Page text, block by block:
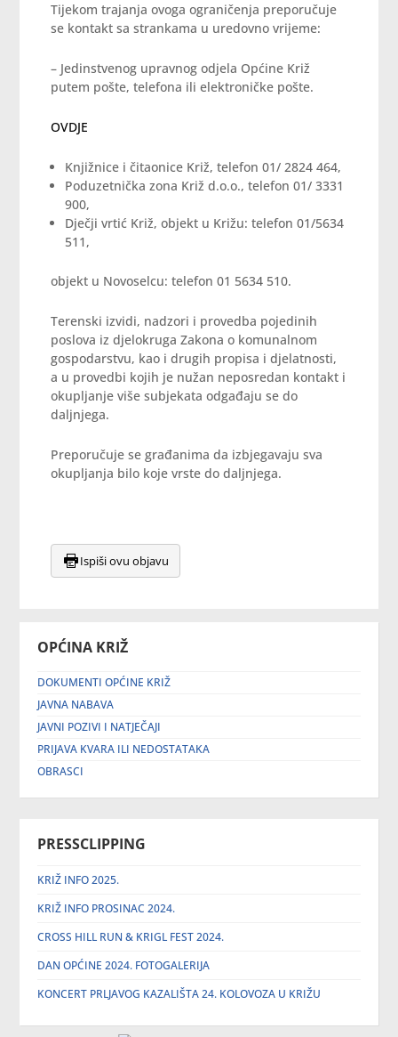
OPĆINA KRIŽ
DOKUMENTI OPĆINE KRIŽ
JAVNA NABAVA
JAVNI POZIVI I NATJEČAJI
PRIJAVA KVARA ILI NEDOSTATAKA
OBRASCI
PRESSCLIPPING
KRIŽ INFO 2025.
KRIŽ INFO PROSINAC 2024.
CROSS HILL RUN & KRIGL FEST 2024.
DAN OPĆINE 2024. FOTOGALERIJA
KONCERT PRLJAVOG KAZALIŠTA 24. KOLOVOZA U KRIŽU
Tijekom trajanja ovoga ograničenja preporučuje
se kontakt sa strankama u uredovno vrijeme:
– Jedinstvenog upravnog odjela Općine Križ
putem pošte, telefona ili elektroničke pošte.
OVDJE
Knjižnice i čitaonice Križ, telefon 01/ 2824 464,
Poduzetnička zona Križ d.o.o., telefon 01/ 3331
900,
Dječji vrtić Križ, objekt u Križu: telefon 01/5634
511,
objekt u Novoselcu: telefon 01 5634 510.
Terenski izvidi, nadzori i provedba pojedinih
poslova iz djelokruga Zakona o komunalnom
gospodarstvu, kao i drugih propisa i djelatnosti,
a u provedbi kojih je nužan neposredan kontakt i
okupljanje više subjekata odgađaju se do
daljnjega.
Preporučuje se građanima da izbjegavaju sva
okupljanja bilo koje vrste do daljnjega.
Ispiši ovu objavu